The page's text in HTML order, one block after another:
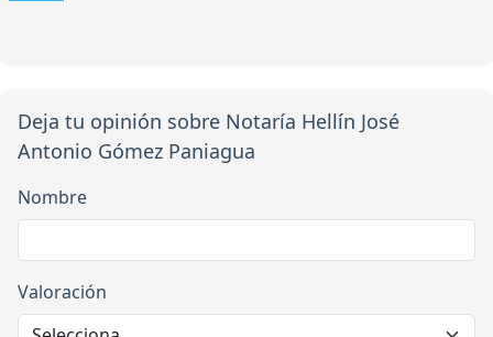
Deja tu opinión sobre Notaría Hellín José
Antonio Gómez Paniagua
Nombre
Valoración